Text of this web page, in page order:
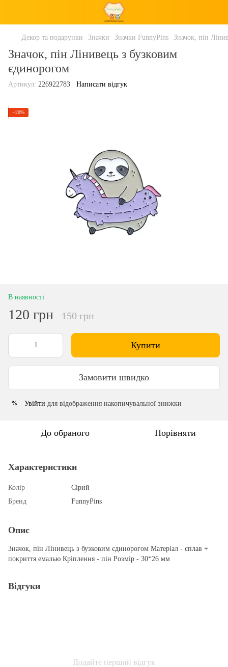
Декор та подарунки Значки Значки FunnyPins Значок, пін
Значок, пін Лінивець з бузковим
єдинорогом
Артикул: 226922783 Написати відгук
−20%
В наявності
120 грн 150 грн
Купити
Замовити швидко
% Увійти для відображення накопичувальної знижки
До обраного Порівняти
Характеристики
Колір
Сірий
Бренд
FunnyPins
Опис
Значок, пін Лінивець з бузковим єдинорогом Матеріал - сплав +
покриття емалью Кріплення - пін Розмір - 30*26 мм
Відгуки
Додайте перший відгук